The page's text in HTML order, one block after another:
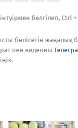
белгілеп, Ctrl
бөлісетін жаңалық
пен видеоны